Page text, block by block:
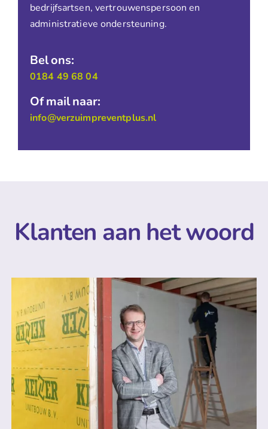
bedrijfsartsen, vertrouwenspersoon en
administratieve ondersteuning.
Bel ons:
0184 49 68 04
Of mail naar:
info@verzuimpreventplus.nl
Klanten aan het woord